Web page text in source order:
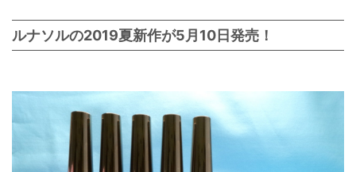
ルナソルの2019夏新作が5月10日発売！